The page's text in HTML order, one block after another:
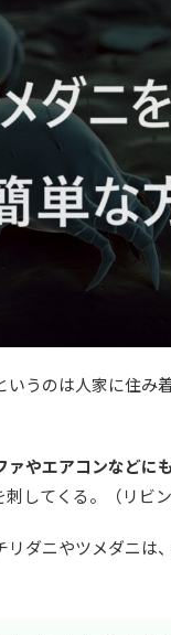
うのは人家に住み
やエアコンなどに
してくる。（リビ
ダニやツメダニは